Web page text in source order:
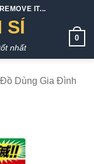
IT...
SỈ
nhất
0
Đồ Dùng Gia Đình